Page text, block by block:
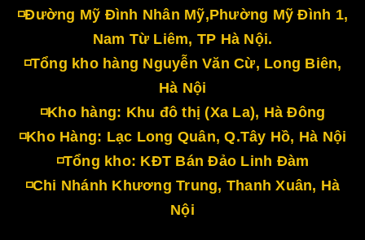
◽Đường Mỹ Đình Nhân Mỹ,Phường Mỹ Đình 1,
Nam Từ Liêm, TP Hà Nội.
◽Tổng kho hàng Nguyễn Văn Cừ, Long Biên,
Hà Nội
◽Kho hàng: Khu đô thị (Xa La), Hà Đông
◽Kho Hàng: Lạc Long Quân, Q.Tây Hồ, Hà Nội
◽Tổng kho: KĐT Bán Đảo Linh Đàm
◽Chi Nhánh Khương Trung, Thanh Xuân, Hà
Nội